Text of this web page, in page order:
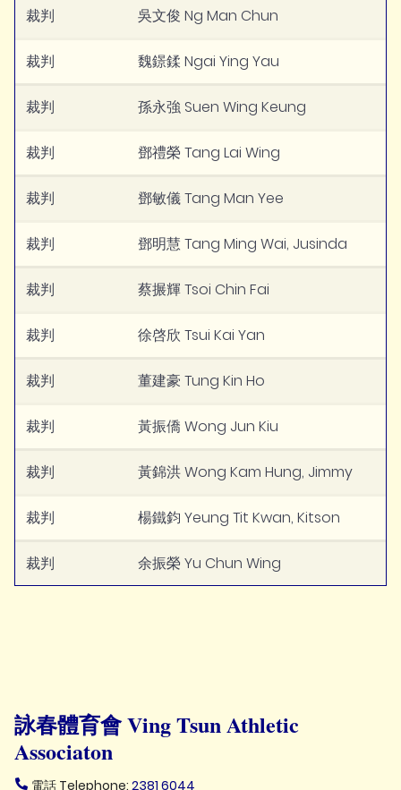
裁判 吳文俊 Ng Man Chun
裁判 魏鐛鍒 Ngai Ying Yau
裁判 孫永強 Suen Wing Keung
裁判 鄧禮榮 Tang Lai Wing
裁判 鄧敏儀 Tang Man Yee
裁判 鄧明慧 Tang Ming Wai, Jusinda
裁判 蔡搌輝 Tsoi Chin Fai
裁判 徐啓欣 Tsui Kai Yan
裁判 董建豪 Tung Kin Ho
裁判 黃振僑 Wong Jun Kiu
裁判 黃錦洪 Wong Kam Hung, Jimmy
裁判 楊鐵鈞 Yeung Tit Kwan, Kitson
裁判 余振榮 Yu Chun Wing
詠春體育會 Ving Tsun Athletic
Associaton
電話 Telephone: 2381 6044